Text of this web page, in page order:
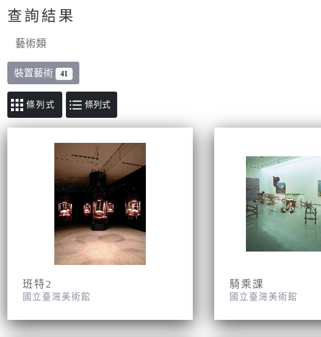
查詢結果
藝術類
裝置藝術 41
條列式
班特2
國立臺灣美術館
騎乘課
國立臺灣美術館